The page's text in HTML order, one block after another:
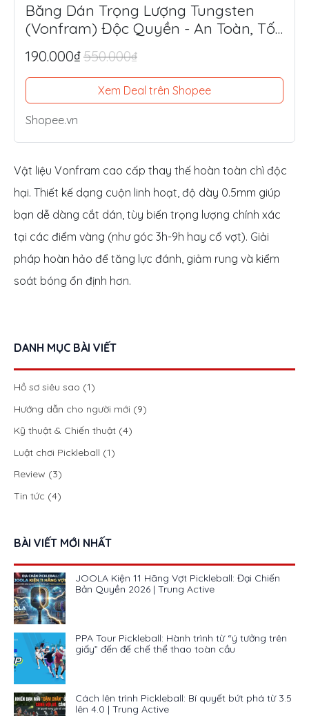
Băng Dán Trọng Lượng Tungsten
(Vonfram) Độc Quyền - An Toàn, Tối
Ưu Lực Đánh, Điểm Ngọt
190.000₫550.000₫
Xem Deal trên Shopee
Shopee.vn
Vật liệu Vonfram cao cấp thay thế hoàn toàn chì độc
hại. Thiết kế dạng cuộn linh hoạt, độ dày 0.5mm giúp
bạn dễ dàng cắt dán, tùy biến trọng lượng chính xác
tại các điểm vàng (như góc 3h-9h hay cổ vợt). Giải
pháp hoàn hảo để tăng lực đánh, giảm rung và kiểm
soát bóng ổn định hơn.
DANH MỤC BÀI VIẾT
Hồ sơ siêu sao (1)
Hướng dẫn cho người mới (9)
Kỹ thuật & Chiến thuật (4)
Luật chơi Pickleball (1)
Review (3)
Tin tức (4)
BÀI VIẾT MỚI NHẤT
JOOLA Kiện 11 Hãng Vợt Pickleball: Đại Chiến
Bản Quyền 2026 | Trung Active
PPA Tour Pickleball: Hành trình từ “ý tưởng trên
giấy” đến đế chế thể thao toàn cầu
Cách lên trình Pickleball: Bí quyết bứt phá từ 3.5
lên 4.0 | Trung Active